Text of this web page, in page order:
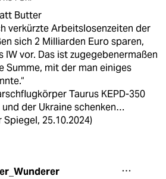
Butter
verkürzte Arbeitslosenzeiten der
sich 2 Milliarden Euro sparen,
IW vor. Das ist zugegebenermaßen
Summe, mit der man einiges
Taurus KEPD-350
der Ukraine schenken…
Spiegel, 25.10.2024)